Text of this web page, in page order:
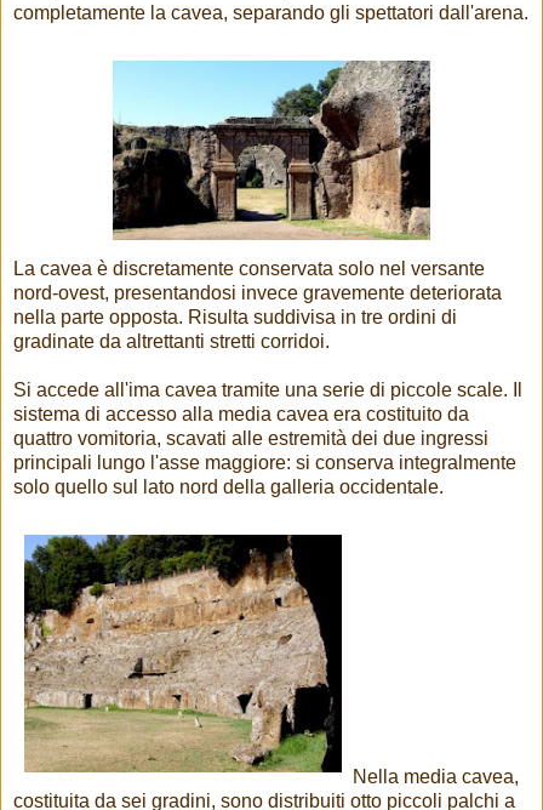
completamente la cavea, separando gli spettatori dall'arena.
La cavea è discretamente conservata solo nel versante
nord-ovest, presentandosi invece gravemente deteriorata
nella parte opposta. Risulta suddivisa in tre ordini di
gradinate da altrettanti stretti corridoi.
Si accede all'ima cavea tramite una serie di piccole scale. Il
sistema di accesso alla media cavea era costituito da
quattro vomitoria, scavati alle estremità dei due ingressi
principali lungo l'asse maggiore: si conserva integralmente
solo quello sul lato nord della galleria occidentale.
Nella media cavea,
costituita da sei gradini, sono distribuiti otto piccoli palchi a